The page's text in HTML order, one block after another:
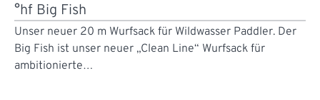
°hf Big Fish
Unser neuer 20 m Wurfsack für Wildwasser Paddler. Der
Big Fish ist unser neuer „Clean Line“ Wurfsack für
ambitionierte…